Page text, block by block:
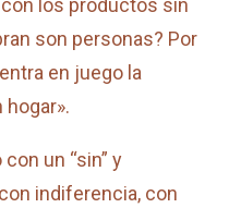
los productos sin
son personas? Por
en juego la
un “sin” y
indiferencia, con